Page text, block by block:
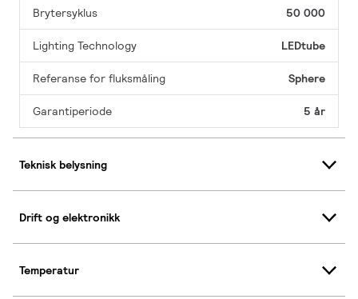
Brytersyklus 50 000
Lighting Technology LEDtube
Referanse for fluksmåling Sphere
Garantiperiode 5 år
Teknisk belysning
Drift og elektronikk
Temperatur